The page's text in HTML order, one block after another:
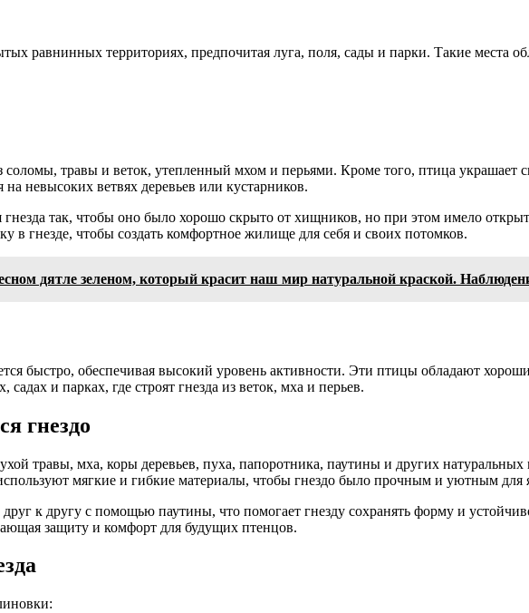
равнинных территориях, предпочитая луга, поля, сады и парки. Такие места
соломы, травы и веток, утепленный мхом и перьями. Кроме того, птица украшает
невысоких ветвях деревьев или кустарников.
гнезда так, чтобы оно было хорошо скрыто от хищников, но при этом имело
в гнезде, чтобы создать комфортное жилище для себя и своих потомков.
дятле зеленом, который красит наш мир натуральной краской.
быстро, обеспечивая высокий уровень активности. Эти птицы обладают
и парках, где строят гнезда из веток, мха и перьев.
гнездо
травы, мха, коры деревьев, пуха, папоротника, паутины и других
мягкие и гибкие материалы, чтобы гнездо было прочным и уютным для
к другу с помощью паутины, что помогает гнезду сохранять форму и
защиту и комфорт для будущих птенцов.